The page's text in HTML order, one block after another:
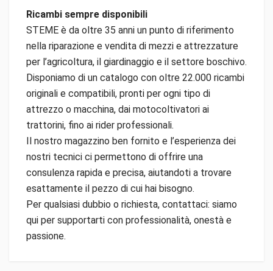
Ricambi sempre disponibili
STEME è da oltre 35 anni un punto di riferimento
nella riparazione e vendita di mezzi e attrezzature
per l’agricoltura, il giardinaggio e il settore boschivo.
Disponiamo di un catalogo con oltre 22.000 ricambi
originali e compatibili, pronti per ogni tipo di
attrezzo o macchina, dai motocoltivatori ai
trattorini, fino ai rider professionali.
Il nostro magazzino ben fornito e l’esperienza dei
nostri tecnici ci permettono di offrire una
consulenza rapida e precisa, aiutandoti a trovare
esattamente il pezzo di cui hai bisogno.
Per qualsiasi dubbio o richiesta, contattaci: siamo
qui per supportarti con professionalità, onestà e
passione.